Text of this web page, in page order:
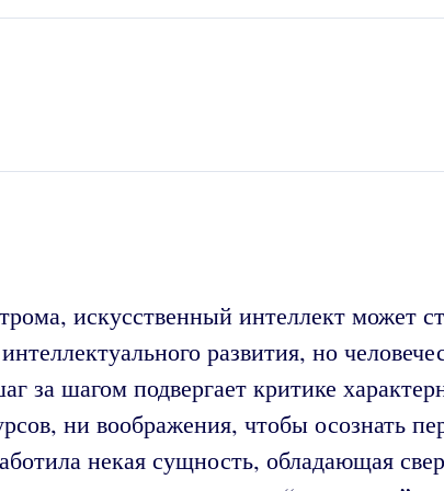
искусственный интеллект может
развития, но
за шагом подвергает критике
ни воображения, чтобы осознать
некая сущность, обладающая